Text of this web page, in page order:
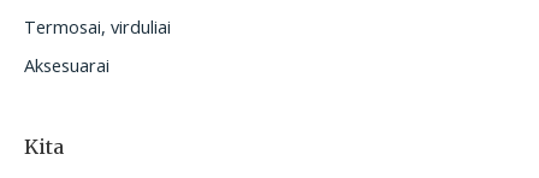
Termosai, virduliai
Aksesuarai
Kita